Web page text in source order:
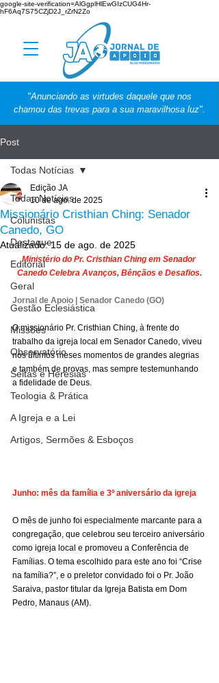
google-site-verification=AlGgplHlEwGIzCUG4Hr-
hF6Aq7S75CZjD2J_rZrN2Zo
"Anunciando as virtudes daquele que nos
chamou das trevas para a sua maravilhosa luz".
Post
Todas Notícias
Colunistas
Destaque
Editorial
Geral
Gestão Eclesiástica
Missões
Observatório
Seitas e Heresias
Teologia & Prática
A Igreja e a Lei
Artigos, Sermões & Esboços
Todas Notícias
Missionário Cristhian Ching: Senador
Canedo, GO
Edição JA
10 de ago. de 2025
Atualizado:15 de ago. de 2025
Ministério do Pr. Cristhian Ching em Senador
Canedo Celebra Avanços, Bênçãos e Desafios.
Jornal de Apoio | Senador Canedo (GO)
O missionário Pr. Cristhian Ching, à frente do
trabalho da igreja local em Senador Canedo, viveu
nos últimos meses momentos de grandes alegrias
e também de provas, mas sempre testemunhando
a fidelidade de Deus.
Junho: mês da família e 3º aniversário da igreja
O mês de junho foi especialmente marcante para a
congregação, que celebrou seu terceiro aniversário
como igreja local e promoveu a Conferência de
Famílias. O tema escolhido para este ano foi “Crise
na família?”, e o preletor convidado foi o Pr. João
Saraiva, pastor titular da Igreja Batista em Dom
Pedro, Manaus (AM).